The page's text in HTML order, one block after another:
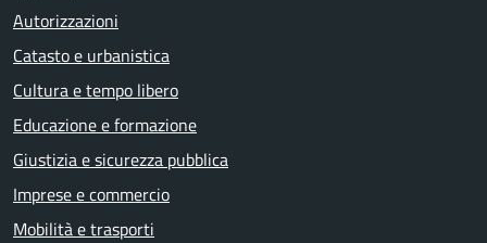
Autorizzazioni
Catasto e urbanistica
Cultura e tempo libero
Educazione e formazione
Giustizia e sicurezza pubblica
Imprese e commercio
Mobilità e trasporti